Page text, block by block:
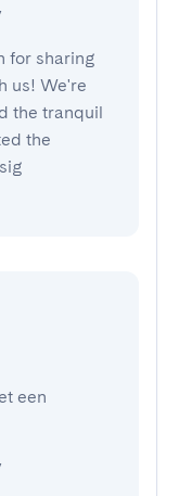
for sharing
us! We're
the tranquil
the
een